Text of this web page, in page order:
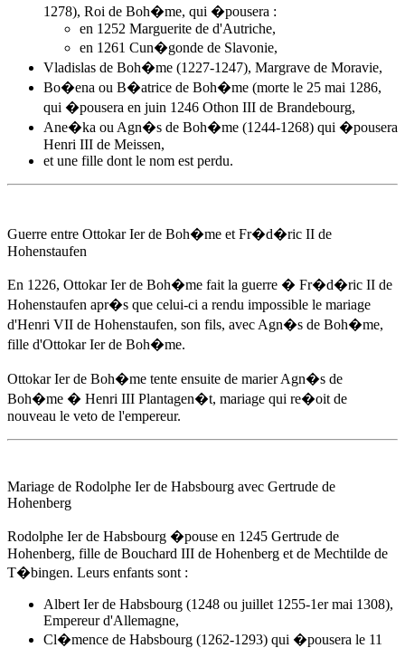
1278), Roi de Boh�me, qui �pousera :
en 1252 Marguerite de d'Autriche,
en 1261 Cun�gonde de Slavonie,
Vladislas de Boh�me (1227-1247), Margrave de Moravie,
Bo�ena ou B�atrice de Boh�me (morte le 25 mai 1286,
qui �pousera en juin 1246 Othon III de Brandebourg,
Ane�ka ou Agn�s de Boh�me (1244-1268) qui �pousera
Henri III de Meissen,
et une fille dont le nom est perdu.
Guerre entre Ottokar Ier de Boh�me et Fr�d�ric II de
Hohenstaufen
En 1226, Ottokar Ier de Boh�me fait la guerre � Fr�d�ric II de
Hohenstaufen apr�s que celui-ci a rendu impossible le mariage
d'Henri VII de Hohenstaufen, son fils, avec Agn�s de Boh�me,
fille d'Ottokar Ier de Boh�me.
Ottokar Ier de Boh�me tente ensuite de marierAgn�s de
Boh�me � Henri III Plantagen�t, mariage qui re�oit de
nouveau le veto de l'empereur.
Mariage de Rodolphe Ier de Habsbourg avec Gertrude de
Hohenberg
Rodolphe Ier de Habsbourg �pouse en 1245 Gertrude de
Hohenberg, fille de Bouchard III de Hohenberg et de Mechtilde de
T�bingen. Leurs enfants sont :
Albert Ier de Habsbourg (1248 ou juillet 1255-1er mai 1308),
Empereur d'Allemagne,
Cl�mence de Habsbourg (1262-1293) qui �pousera le 11